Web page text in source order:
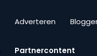
Adverteren
Partnercontent